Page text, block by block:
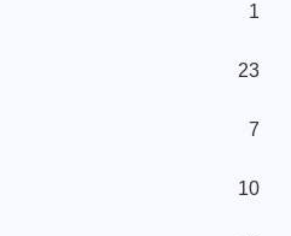
1
23
7
10